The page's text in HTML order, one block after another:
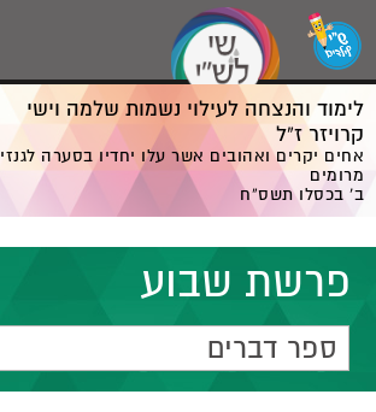
לימוד והנצחה לעילוי נשמות שלמה וישי
קרויזר ז”ל
אחים יקרים ואהובים אשר עלו יחדיו בסערה לגנזי
מרומים
ב' בכסלו תשס”ח
פרשת שבוע
ספר דברים